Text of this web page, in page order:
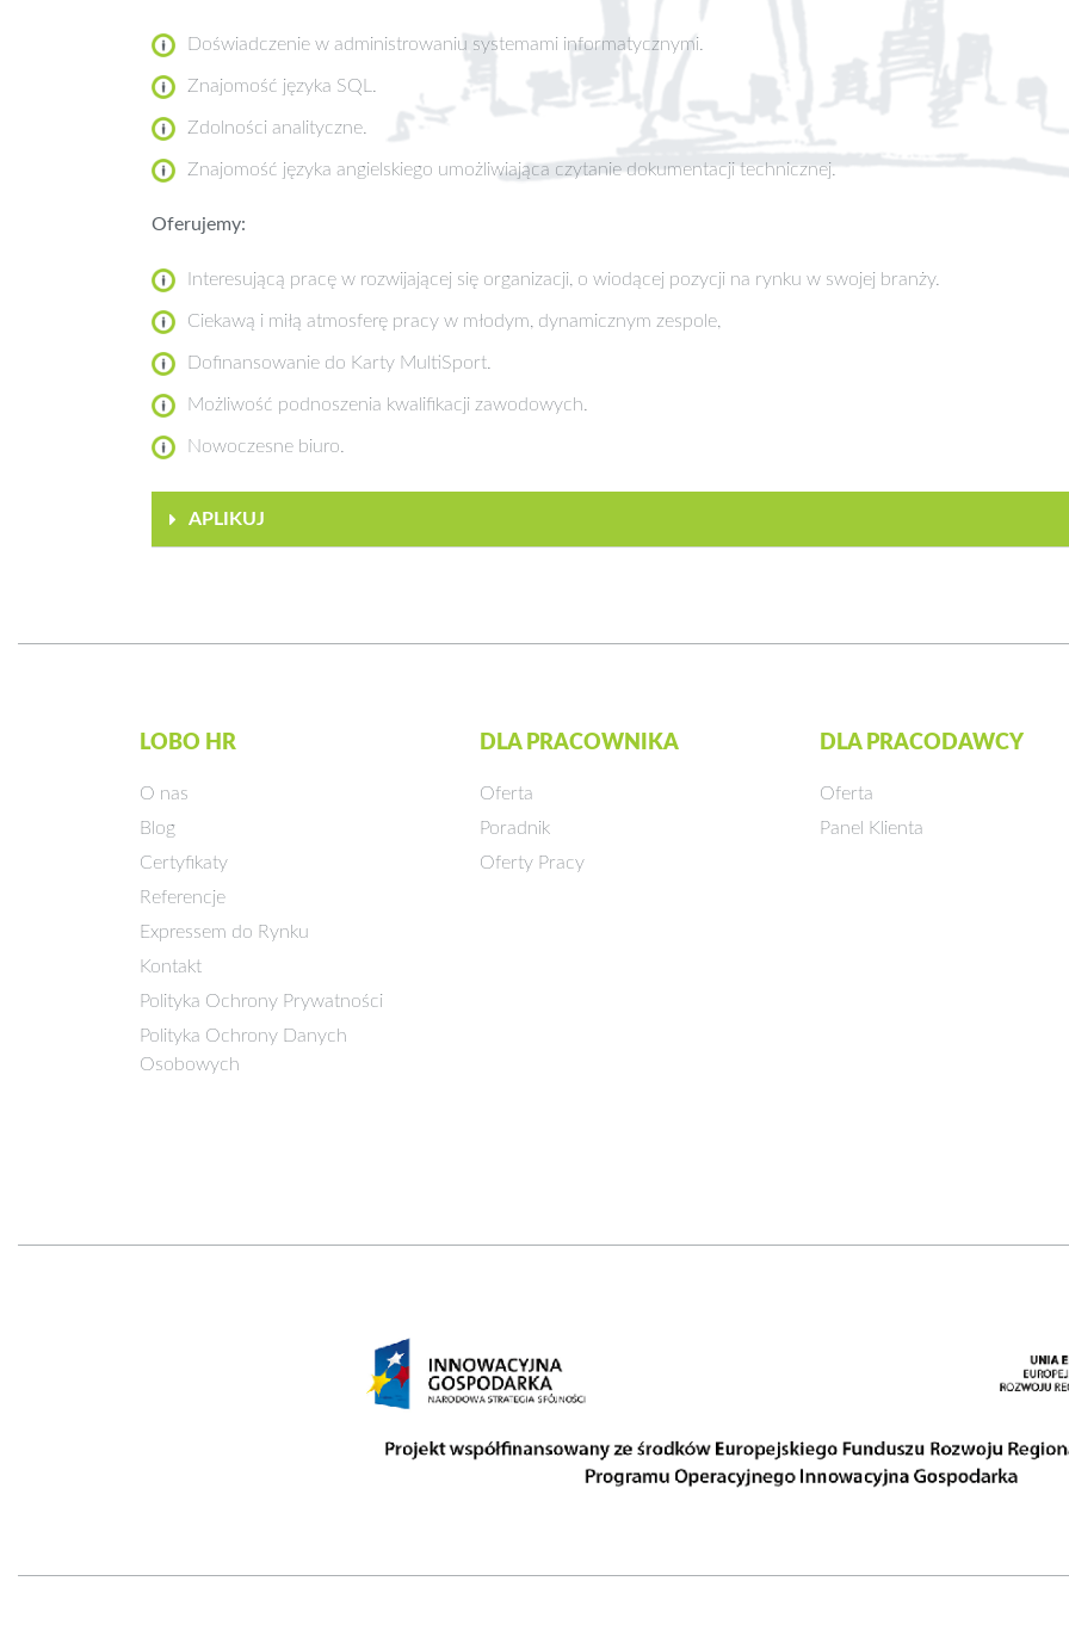
Doświadczenie w administrowaniu systemami informatycznymi.
Znajomość języka SQL.
Zdolności analityczne.
Znajomość języka angielskiego umożliwiająca czytanie dokumentacji technicznej.
Oferujemy:
Interesującą pracę w rozwijającej się organizacji, o wiodącej pozycji na rynku w swojej branży.
Ciekawą i miłą atmosferę pracy w młodym, dynamicznym zespole,
Dofinansowanie do Karty MultiSport.
Możliwość podnoszenia kwalifikacji zawodowych.
Nowoczesne biuro.
APLIKUJ
LOBO HR
O nas
Blog
Certyfikaty
Referencje
Expressem do Rynku
Kontakt
Polityka Ochrony Prywatności
Polityka Ochrony Danych
Osobowych
DLA PRACOWNIKA
Oferta
Poradnik
Oferty Pracy
DLA PRACODAWCY
Oferta
Panel Klienta